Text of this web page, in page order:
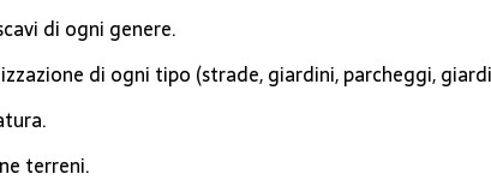
di ogni genere.
di ogni tipo (strade, giardini, parcheggi,
terreni.